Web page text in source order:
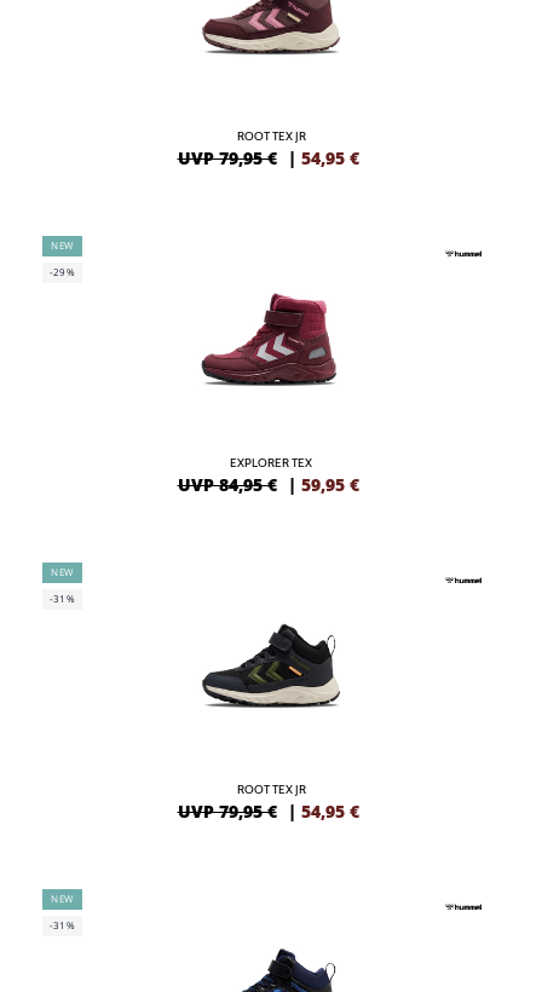
ROOT TEX JR
UVP 79,95 € | 54,95 €
NEW
-29%
EXPLORER TEX
UVP 84,95 € | 59,95 €
NEW
-31%
ROOT TEX JR
UVP 79,95 € | 54,95 €
NEW
-31%